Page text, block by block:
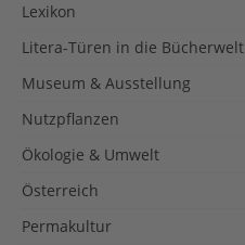
Lexikon
Litera-Türen in die Bücherwelt
Museum & Ausstellung
Nutzpflanzen
Ökologie & Umwelt
Österreich
Permakultur